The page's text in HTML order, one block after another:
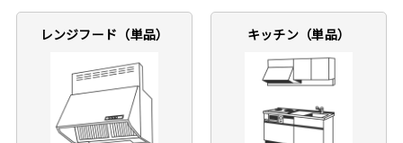
レンジフード（単品） キッチン（単品）